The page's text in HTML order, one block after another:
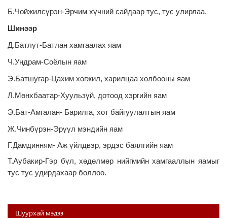
Б.Чойжилсүрэн-Эрчим хүчний сайдаар тус, тус улирлаа.
Шинээр
Д.Батлут-Батлан хамгаалах яам
Ч.Ундрам-Соёлын яам
Э.Батшугар-Цахим хөгжил, харилцаа холбооны яам
Л.Мөнхбаатар-Хуульзүй, дотоод хэргийн яам
Э.Бат-Амгалан- Барилга, хот байгуулалтын яам
Ж.Чинбүрэн-Эрүүл мэндийн яам
Г.Дамдинням- Аж үйлдвэр, эрдэс баялгийн яам
Т.Аубакир-Гэр бүл, хөдөлмөр нийгмийн хамгааллын яамыг
тус тус удирдахаар боллоо.
Шуурхай мэдээ